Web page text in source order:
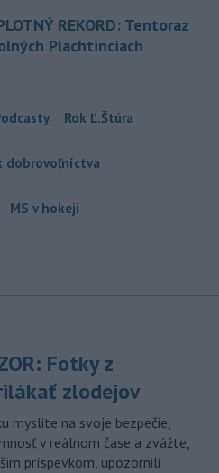
REKORD: Tentoraz
Plachtinciach
Rok Ľ.Štúra
dobrovoľníctva
MS v hokeji
Fotky z
zlodejov
myslite na svoje bezpečie,
v reálnom čase a zvážte,
príspevkom, upozornili